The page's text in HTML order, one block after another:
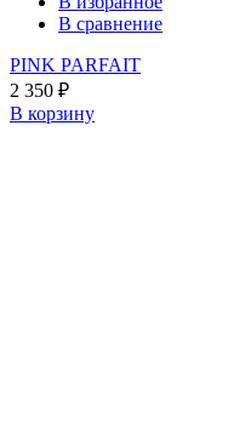
В сравнение
PINK PARFAIT
2 350 ₽
В корзину